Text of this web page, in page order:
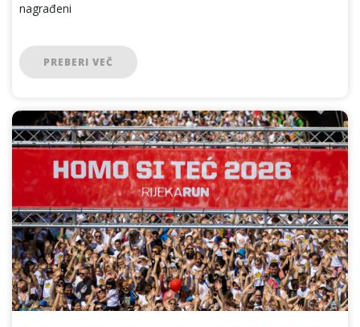
nagrađeni
PREBERI VEČ